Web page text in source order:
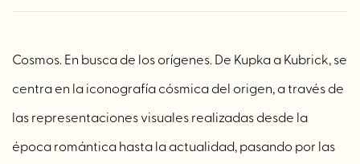
Cosmos. En busca de los orígenes. De Kupka a Kubrick, se
centra en la iconografía cósmica del origen, a través de
las representaciones visuales realizadas desde la
época romántica hasta la actualidad, pasando por las